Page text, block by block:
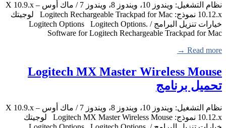
نظام التشغيل: ويندوز 10، ويندوز 8، ويندوز 7 / ماك أوس X 10.9.x –
10.12.x نموذج: Logitech Rechargeable Trackpad for Mac لوجيتك
خيارات تنزيل البرامج / Logitech Options Logitech Options.
Software for Logitech Rechargeable Trackpad for Mac
Read more →
Logitech MX Master Wireless Mouse
تحميل برنامج
نظام التشغيل: ويندوز 10، ويندوز 8، ويندوز 7 / ماك أوس X 10.9.x –
10.12.x نموذج: Logitech MX Master Wireless Mouse لوجيتك